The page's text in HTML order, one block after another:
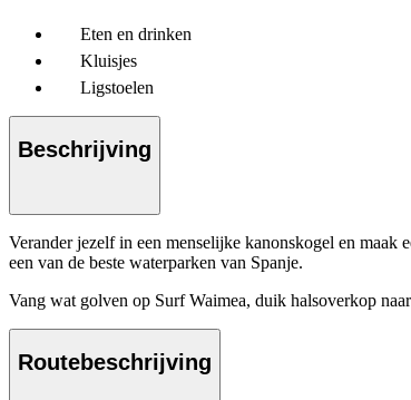
Eten en drinken
Kluisjes
Ligstoelen
Beschrijving
Verander jezelf in een menselijke kanonskogel en maak
een van de beste waterparken van Spanje.
Vang wat golven op Surf Waimea, duik halsoverkop
Routebeschrijving